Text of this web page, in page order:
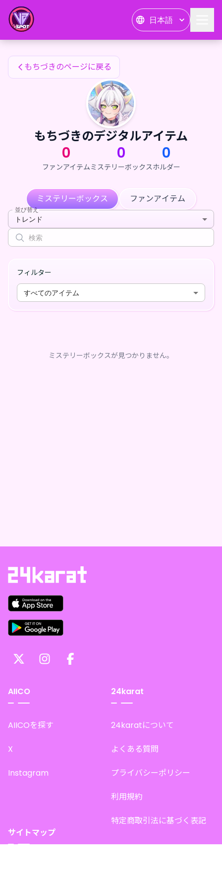
日本語
もちづきのファンアイテム
もちづきのページに戻る
もちづきのデジタルアイテム
0
ファンアイテム
0
ミステリーボックス
0
ホルダー
ミステリーボックス ファンアイテム
並び替え
トレンド
フィルター
すべてのアイテム
ミステリーボックスが見つかりません。
AIICO
AIICOを探す
X
Instagram
24karat
24karatについて
よくある質問
プライバシーポリシー
利用規約
特定商取引法に基づく表記
サイトマップ
もちづきのファンアイテム — 24karat